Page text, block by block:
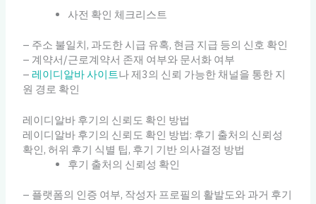
사전 확인 체크리스트
– 주소 불일치, 과도한 시급 유혹, 현금 지급 등의 신호 확인
– 계약서/근로계약서 존재 여부와 문서화 여부
– 레이디알바 사이트나 제3의 신뢰 가능한 채널을 통한 지
원 경로 확인
레이디알바 후기의 신뢰도 확인 방법
레이디알바 후기의 신뢰도 확인 방법: 후기 출처의 신뢰성
확인, 허위 후기 식별 팁, 후기 기반 의사결정 방법
후기 출처의 신뢰성 확인
– 플랫폼의 인증 여부, 작성자 프로필의 활발도와 과거 후기